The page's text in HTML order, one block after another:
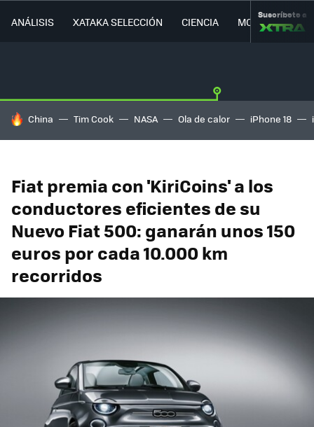
ANÁLISIS XATAKA SELECCIÓN CIENCIA MOVILIDAD
Suscríbete a
HOY SE HABLA DE
China Tim Cook NASA Ola de calor iPhone 18
Fiat premia con 'KiriCoins' a los
conductores eficientes de su
Nuevo Fiat 500: ganarán unos 150
euros por cada 10.000 km
recorridos